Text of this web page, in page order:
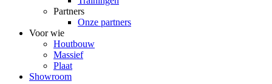
Partners
Onze partners
Voor wie
Houtbouw
Massief
Plaat
Showroom